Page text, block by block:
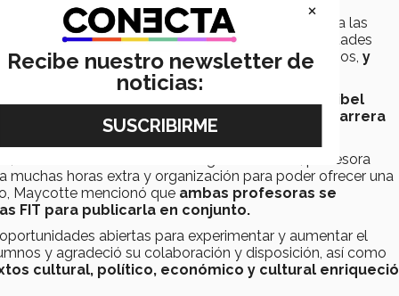
Sanz
, dio un mensaje tanto a los alumnos como a las
trabajado como si no existieran otras universidades
es aprovechando un desarrollo en el cuál creemos, y
vinculación con la Universidad de los Andes.
Maribel
y Sandra Maycotte, Directora de carrera
y poder ver los resultados del proyecto.
fue la comunicación con Margarita Canales, profesora
horas extra y organización para poder ofrecer una
Maycotte mencionó que ambas profesoras se
FIT para publicarla en conjunto.
abiertas para experimentar y aumentar el
y agradeció su colaboración y disposición, así como
cultural, político, económico y cultural enriqueció
×
Recibe nuestro newsletter de
noticias: